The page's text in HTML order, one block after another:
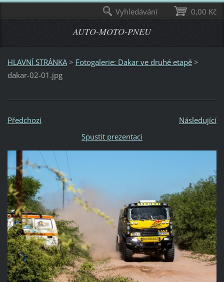
AUTO-MOTO-PNEU
HLAVNÍ STRÁNKA > Fotogalerie: Dakar ve druhé etapě >
dakar-02-01.jpg
Předchozí
Následující
Spustit prezentaci
0,00 Kč
Vyhledávání